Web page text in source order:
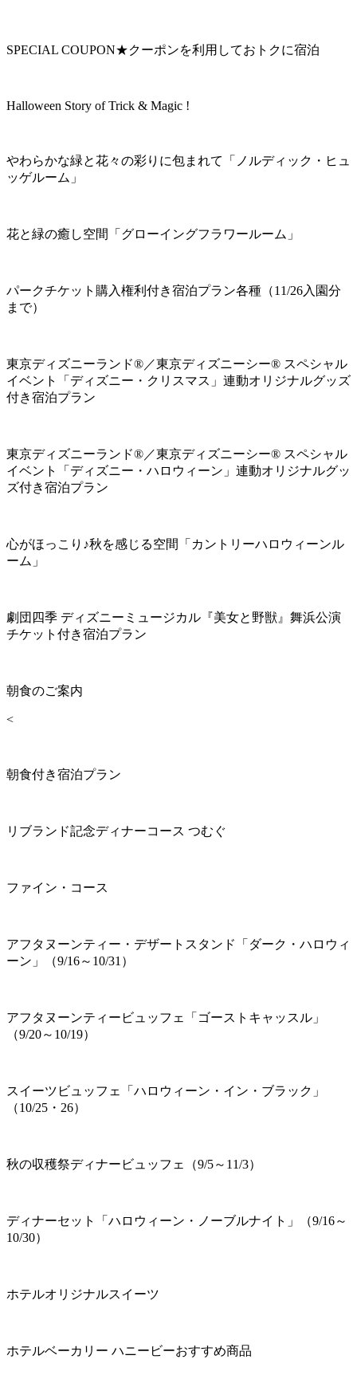
SPECIAL COUPON★クーポンを利用しておトクに宿泊
Halloween Story of Trick & Magic !
やわらかな緑と花々の彩りに包まれて「ノルディック・ヒュ
ッゲルーム」
花と緑の癒し空間「グローイングフラワールーム」
パークチケット購入権利付き宿泊プラン各種（11/26入園分
まで）
東京ディズニーランド®／東京ディズニーシー® スペシャル
イベント「ディズニー・クリスマス」連動オリジナルグッズ
付き宿泊プラン
東京ディズニーランド®／東京ディズニーシー® スペシャル
イベント「ディズニー・ハロウィーン」連動オリジナルグッ
ズ付き宿泊プラン
心がほっこり♪秋を感じる空間「カントリーハロウィーンル
ーム」
劇団四季 ディズニーミュージカル『美女と野獣』舞浜公演
チケット付き宿泊プラン
朝食のご案内
<
朝食付き宿泊プラン
リブランド記念ディナーコース つむぐ
ファイン・コース
アフタヌーンティー・デザートスタンド「ダーク・ハロウィ
ーン」（9/16～10/31）
アフタヌーンティービュッフェ「ゴーストキャッスル」
（9/20～10/19）
スイーツビュッフェ「ハロウィーン・イン・ブラック」
（10/25・26）
秋の収穫祭ディナービュッフェ（9/5～11/3）
ディナーセット「ハロウィーン・ノーブルナイト」（9/16～
10/30）
ホテルオリジナルスイーツ
ホテルベーカリー ハニービーおすすめ商品